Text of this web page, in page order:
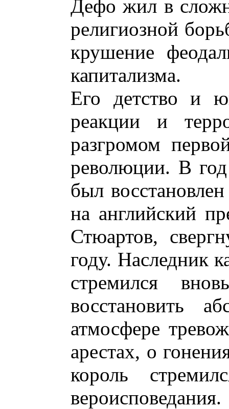
Дефо жил в
религиозной
крушение
капитализма.
Его детство и
реакции и
разгромом
революции. В
был
на английский
Стюартов,
году. Наследник
стремился
восстановить
атмосфере
арестах, о
король
вероисповедания.